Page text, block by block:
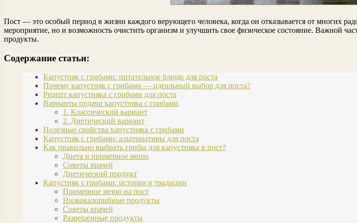
Пост — это особый период в жизни каждого верующего человека, когда он отказывается от многих
мероприятие, но и возможность очистить организм и улучшить свое физическое состояние. Важной
продукты.
Содержание статьи:
Капустняк с грибами: питательное блюдо для поста
Почему капустняк с грибами — идеальный выбор для поста?
Рецепт капустняка с грибами для поста
Варианты подачи капустняка с грибами
1. Классический вариант
2. Диетический вариант
Полезные свойства капустняка с грибами
Капустняк с грибами: альтернативы для поста
Как правильно выбрать грибы для капустняка в пост?
Диета и примерное меню
Советы врачей
Диетический продукт
Капустняк с грибами: история и традиции
Примерное меню на пост
Низкокалорийные продукты
Советы врачей
Разрешенные продукты